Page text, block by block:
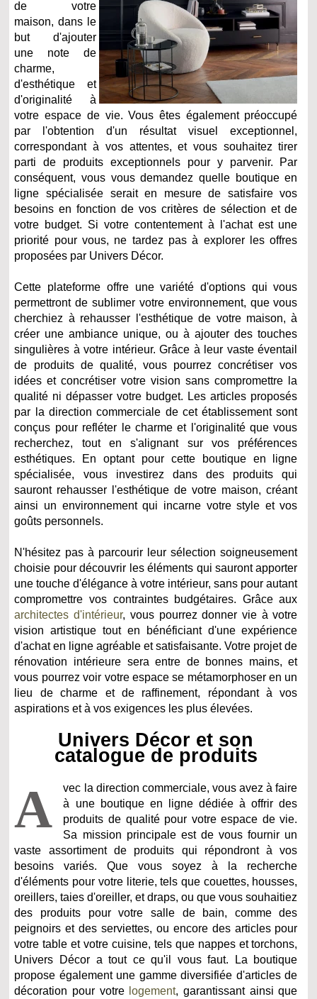
de votre
maison, dans le
but d'ajouter
une note de
charme,
d'esthétique et
d'originalité à
votre espace de vie. Vous êtes également préoccupé
par l'obtention d'un résultat visuel exceptionnel,
correspondant à vos attentes, et vous souhaitez tirer
parti de produits exceptionnels pour y parvenir. Par
conséquent, vous vous demandez quelle boutique en
ligne spécialisée serait en mesure de satisfaire vos
besoins en fonction de vos critères de sélection et de
votre budget. Si votre contentement à l'achat est une
priorité pour vous, ne tardez pas à explorer les offres
proposées par Univers Décor.
Cette plateforme offre une variété d'options qui vous
permettront de sublimer votre environnement, que vous
cherchiez à rehausser l'esthétique de votre maison, à
créer une ambiance unique, ou à ajouter des touches
singulières à votre intérieur. Grâce à leur vaste éventail
de produits de qualité, vous pourrez concrétiser vos
idées et concrétiser votre vision sans compromettre la
qualité ni dépasser votre budget. Les articles proposés
par la direction commerciale de cet établissement sont
conçus pour refléter le charme et l'originalité que vous
recherchez, tout en s'alignant sur vos préférences
esthétiques. En optant pour cette boutique en ligne
spécialisée, vous investirez dans des produits qui
sauront rehausser l'esthétique de votre maison, créant
ainsi un environnement qui incarne votre style et vos
goûts personnels.
N'hésitez pas à parcourir leur sélection soigneusement
choisie pour découvrir les éléments qui sauront apporter
une touche d'élégance à votre intérieur, sans pour autant
compromettre vos contraintes budgétaires. Grâce aux
architectes d'intérieur, vous pourrez donner vie à votre
vision artistique tout en bénéficiant d'une expérience
d'achat en ligne agréable et satisfaisante. Votre projet de
rénovation intérieure sera entre de bonnes mains, et
vous pourrez voir votre espace se métamorphoser en un
lieu de charme et de raffinement, répondant à vos
aspirations et à vos exigences les plus élevées.
Univers Décor et son
catalogue de produits
A
vec la direction commerciale, vous avez à faire
à une boutique en ligne dédiée à offrir des
produits de qualité pour votre espace de vie.
Sa mission principale est de vous fournir un
vaste assortiment de produits qui répondront à vos
besoins variés. Que vous soyez à la recherche
d'éléments pour votre literie, tels que couettes, housses,
oreillers, taies d'oreiller, et draps, ou que vous souhaitiez
des produits pour votre salle de bain, comme des
peignoirs et des serviettes, ou encore des articles pour
votre table et votre cuisine, tels que nappes et torchons,
Univers Décor a tout ce qu'il vous faut. La boutique
propose également une gamme diversifiée d'articles de
décoration pour votre logement, garantissant ainsi que